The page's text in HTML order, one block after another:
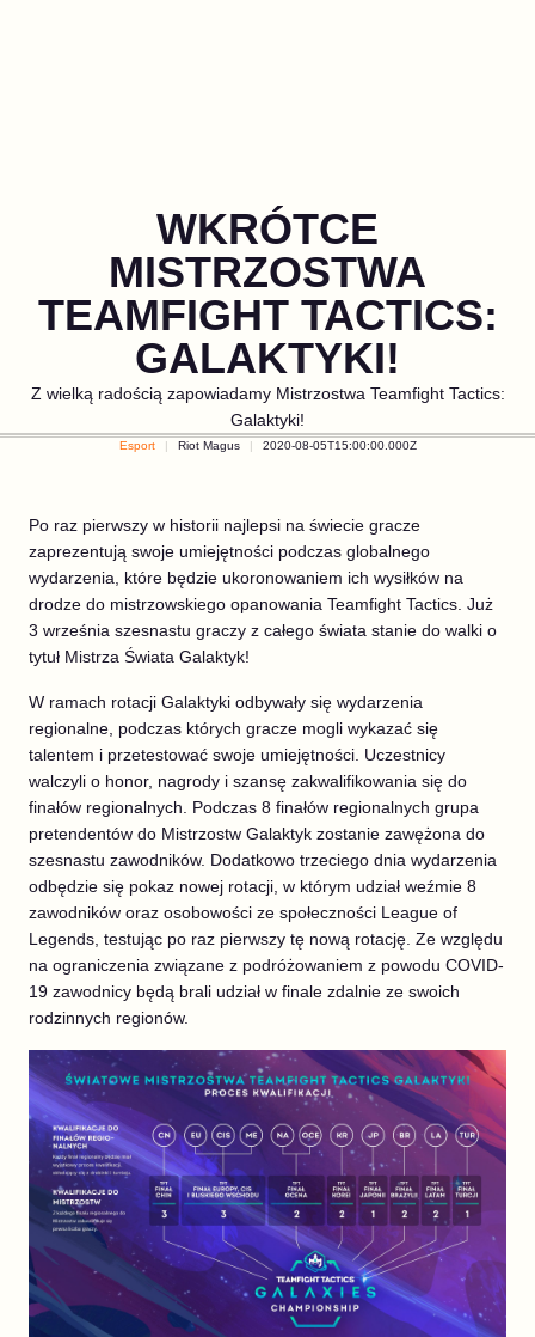
WKRÓTCE
MISTRZOSTWA
TEAMFIGHT TACTICS:
GALAKTYKI!
Z wielką radością zapowiadamy Mistrzostwa Teamfight Tactics:
Galaktyki!
Esport Riot Magus 2020-08-05T15:00:00.000Z
Po raz pierwszy w historii najlepsi na świecie gracze
zaprezentują swoje umiejętności podczas globalnego
wydarzenia, które będzie ukoronowaniem ich wysiłków na
drodze do mistrzowskiego opanowania Teamfight Tactics. Już
3 września szesnastu graczy z całego świata stanie do walki o
tytuł Mistrza Świata Galaktyk!
W ramach rotacji Galaktyki odbywały się wydarzenia
regionalne, podczas których gracze mogli wykazać się
talentem i przetestować swoje umiejętności. Uczestnicy
walczyli o honor, nagrody i szansę zakwalifikowania się do
finałów regionalnych. Podczas 8 finałów regionalnych grupa
pretendentów do Mistrzostw Galaktyk zostanie zawężona do
szesnastu zawodników. Dodatkowo trzeciego dnia wydarzenia
odbędzie się pokaz nowej rotacji, w którym udział weźmie 8
zawodników oraz osobowości ze społeczności League of
Legends, testując po raz pierwszy tę nową rotację. Ze względu
na ograniczenia związane z podróżowaniem z powodu COVID-
19 zawodnicy będą brali udział w finale zdalnie ze swoich
rodzinnych regionów.